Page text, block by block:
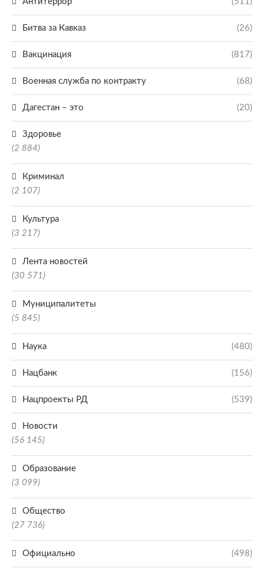
Битва за Кавказ (26)
Вакцинация (817)
Военная служба по контракту (68)
Дагестан – это (20)
Здоровье
(2 884)
Криминал
(2 107)
Культура
(3 217)
Лента новостей
(30 571)
Муниципалитеты
(5 845)
Наука (480)
Нацбанк (156)
Нацпроекты РД (539)
Новости
(56 145)
Образование
(3 099)
Общество
(27 736)
Официально (498)